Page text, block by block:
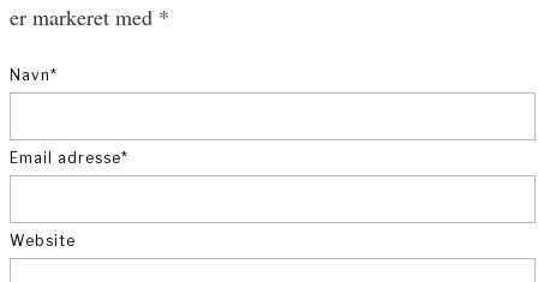
er markeret med *
Navn*
Email adresse*
Website